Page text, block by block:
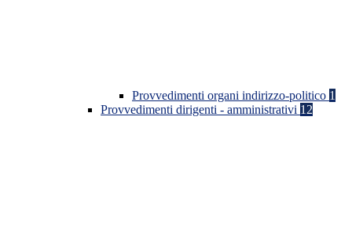
Provvedimenti organi indirizzo-politico 1
Provvedimenti dirigenti - amministrativi 12